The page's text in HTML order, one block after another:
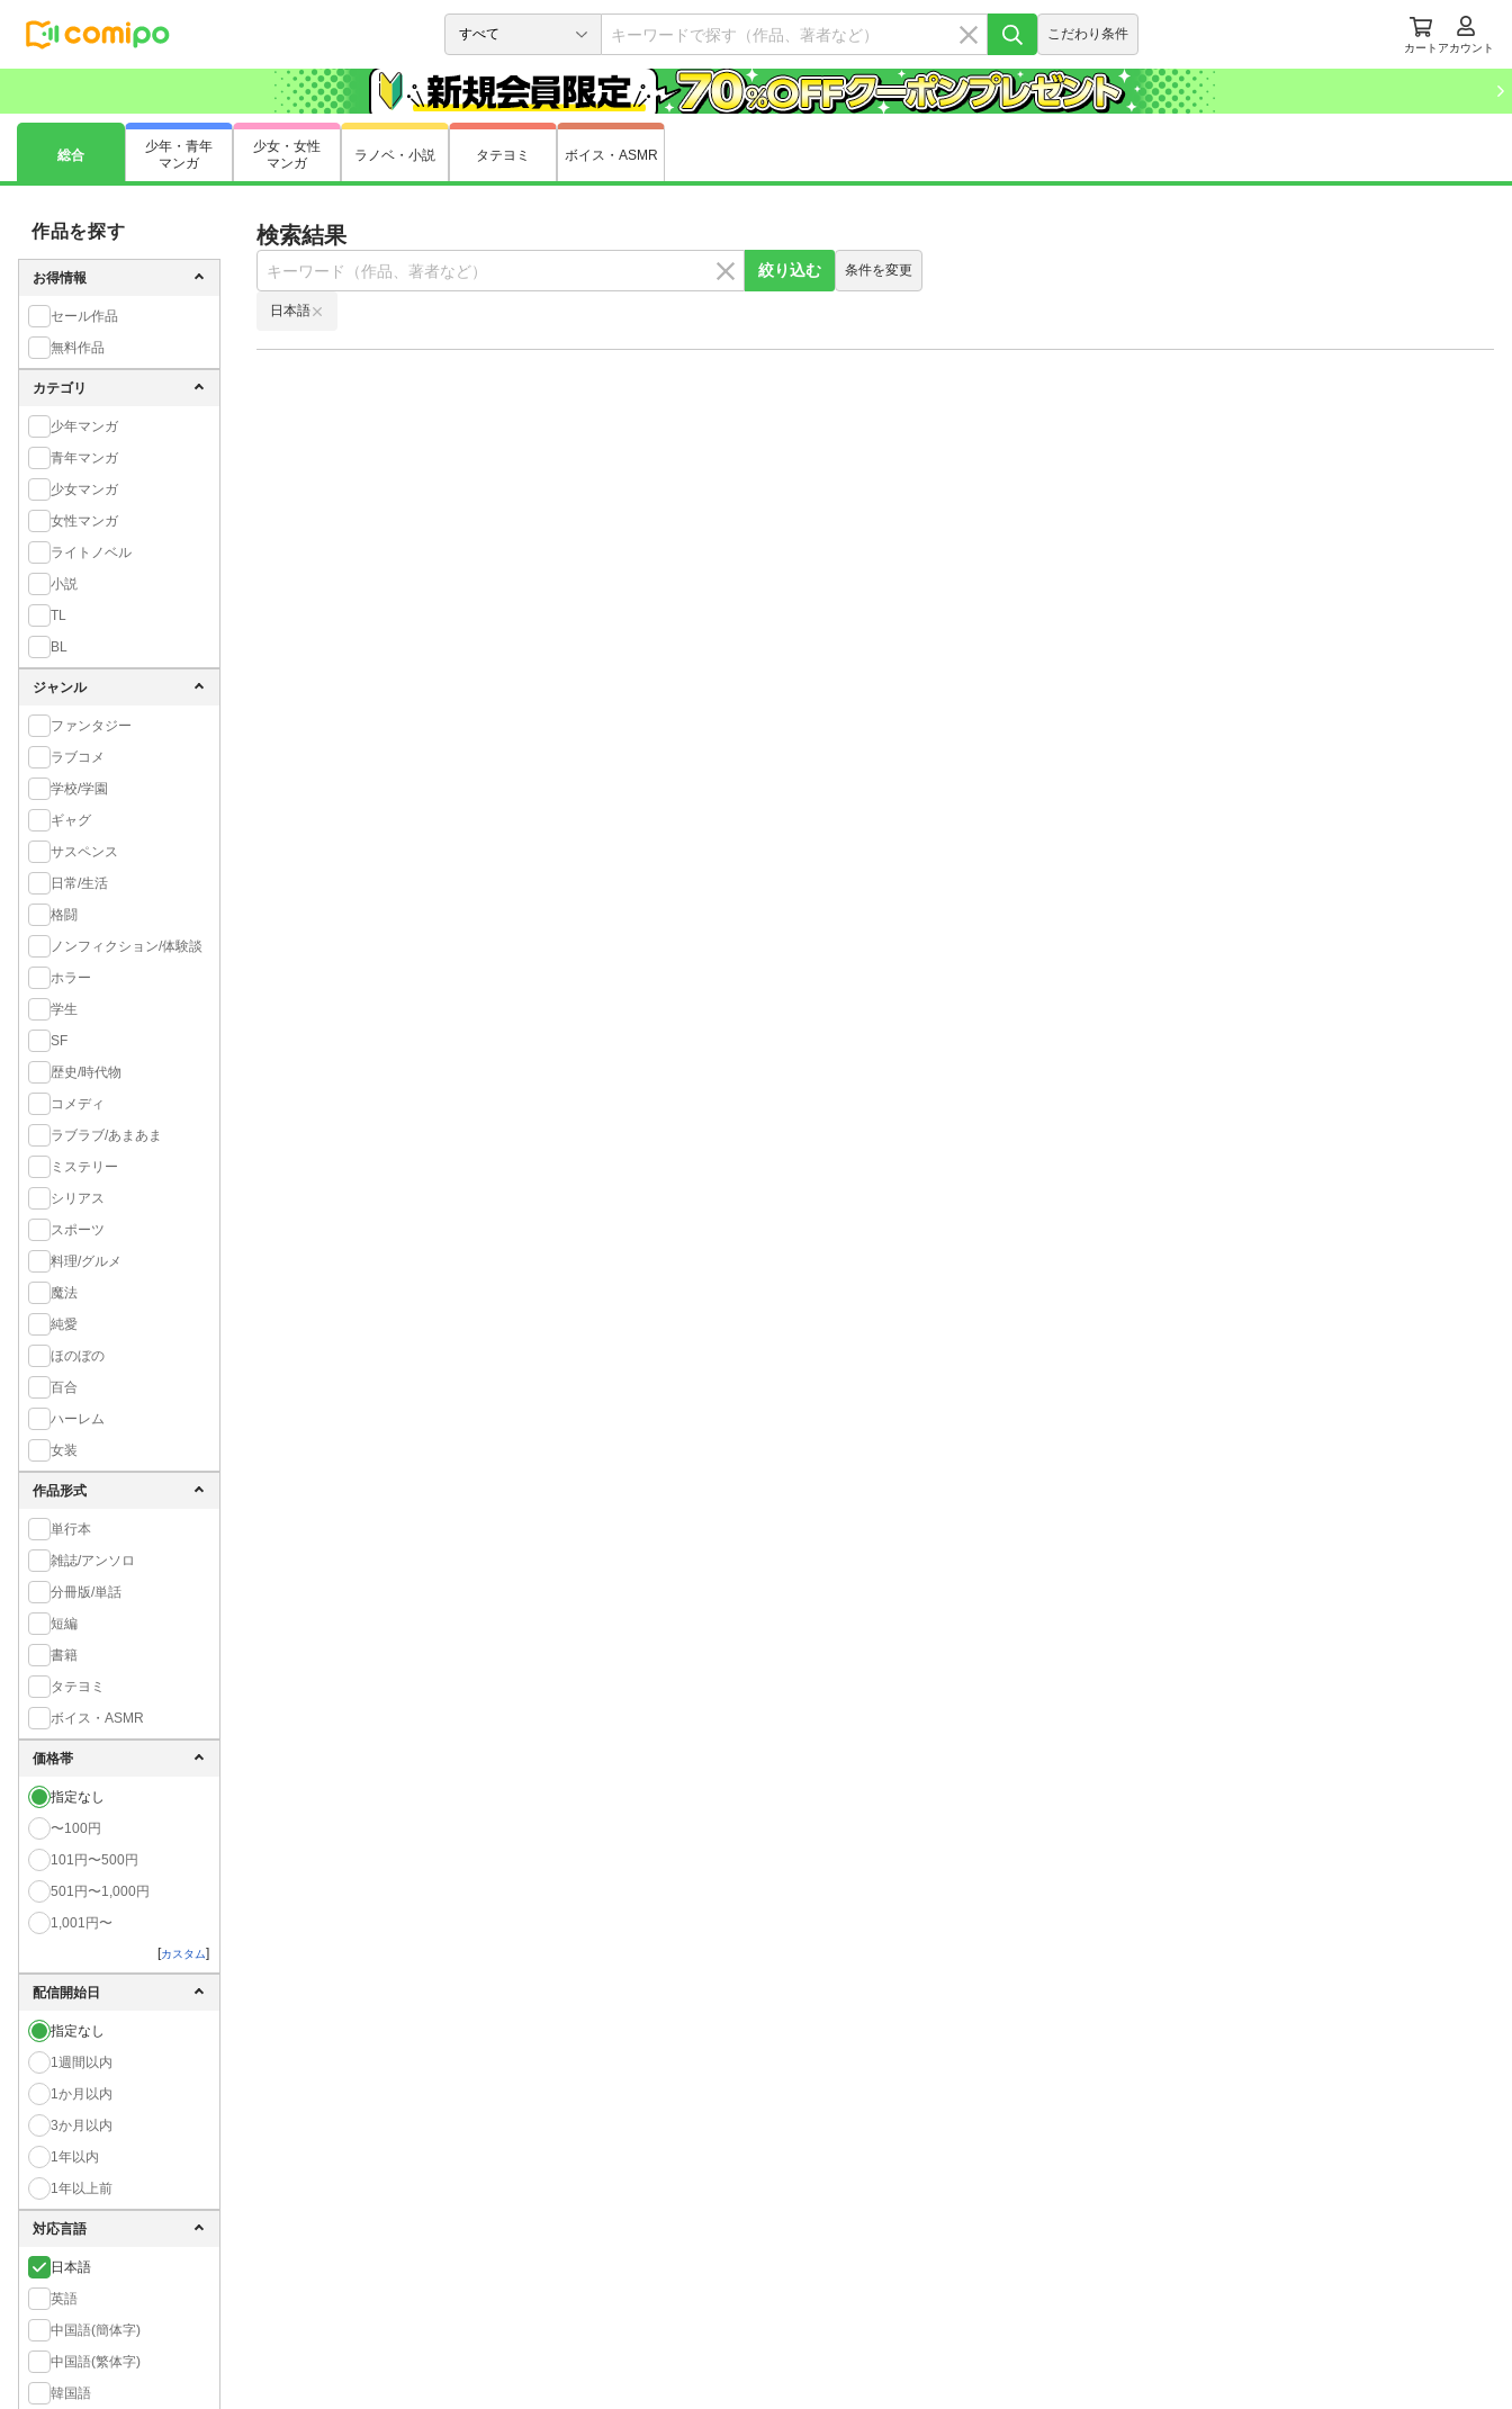
こだわり条件
カート アカウント
総合
少年・青年
マンガ
少女・女性
マンガ
ラノベ・小説 タテヨミ ボイス・ASMR
作品を探す
お得情報
セール作品
無料作品
カテゴリ
少年マンガ
青年マンガ
少女マンガ
女性マンガ
ライトノベル
小説
TL
BL
ジャンル
ファンタジー
ラブコメ
学校/学園
ギャグ
サスペンス
日常/生活
格闘
ノンフィクション/体験談
ホラー
学生
SF
歴史/時代物
コメディ
ラブラブ/あまあま
ミステリー
シリアス
スポーツ
料理/グルメ
魔法
純愛
ほのぼの
百合
ハーレム
女装
作品形式
単行本
雑誌/アンソロ
分冊版/単話
短編
書籍
タテヨミ
ボイス・ASMR
価格帯
指定なし
〜100円
101円〜500円
501円〜1,000円
1,001円〜
[カスタム]
配信開始日
指定なし
1週間以内
1か月以内
3か月以内
1年以内
1年以上前
対応言語
日本語
英語
中国語(簡体字)
中国語(繁体字)
韓国語
検索結果
絞り込む 条件を変更
日本語